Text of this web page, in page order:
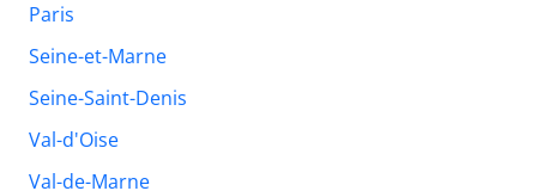
Paris
Seine-et-Marne
Seine-Saint-Denis
Val-d'Oise
Val-de-Marne